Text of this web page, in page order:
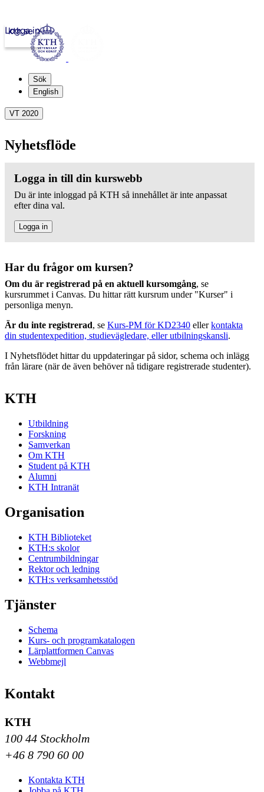
kth.se
Logga in
Sök
English
VT 2020
Nyhetsflöde
Logga in till din kurswebb
Du är inte inloggad på KTH så innehållet är inte anpassat
efter dina val.
Logga in
Har du frågor om kursen?
Om du är registrerad på en aktuell kursomgång, se
kursrummet i Canvas. Du hittar rätt kursrum under "Kurser" i
personliga menyn.
Är du inte registrerad, se Kurs-PM för KD2340 ellerkontakta
din studentexpedition, studievägledare, eller utbilningskansli.
I Nyhetsflödet hittar du uppdateringar på sidor, schema och inlägg
från lärare (när de även behöver nå tidigare registrerade studenter).
KTH
Utbildning
Forskning
Samverkan
Om KTH
Student på KTH
Alumni
KTH Intranät
Organisation
KTH Biblioteket
KTH:s skolor
Centrumbildningar
Rektor och ledning
KTH:s verksamhetsstöd
Tjänster
Schema
Kurs- och programkatalogen
Lärplattformen Canvas
Webbmejl
Kontakt
KTH
100 44 Stockholm
+46 8 790 60 00
Kontakta KTH